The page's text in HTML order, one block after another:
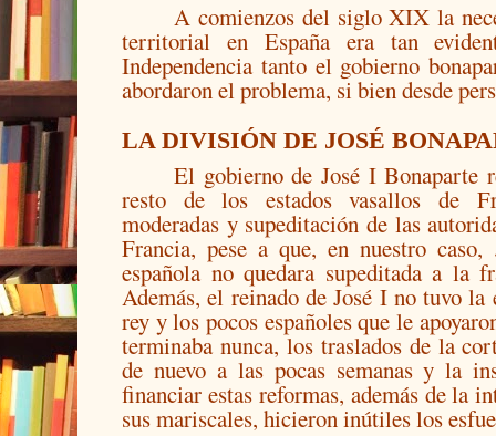
A comienzos del siglo XIX la
territorial en España era tan
Independencia tanto el gobierno
abordaron el problema, si bien desde
LA DIVISIÓN DE JOSÉ
El gobierno de José I Bonaparte
resto de los estados vasallos de
moderadas y supeditación de las
Francia, pese a que, en nuestro
española no quedara supeditada a la
Además, el reinado de José I no tuvo
rey y los pocos españoles que le
terminaba nunca, los traslados de la
de nuevo a las pocas semanas y la
financiar estas reformas, además de la
sus mariscales, hicieron inútiles los